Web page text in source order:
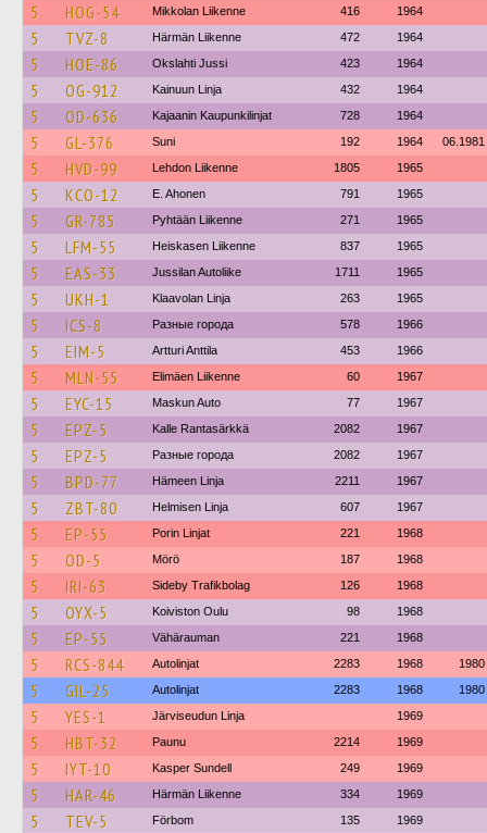
5 HOG-54 Mikkolan Liikenne 416 1964
5 TVZ-8 Härmän Liikenne 472 1964
5 HOE-86 Okslahti Jussi 423 1964
5 OG-912 Kainuun Linja 432 1964
5 OD-636 Kajaanin Kaupunkilinjat 728 1964
5 GL-376 Suni 192 1964 06.1981
5 HVD-99 Lehdon Liikenne 1805 1965
5 KCO-12 E. Ahonen 791 1965
5 GR-785 Pyhtään Liikenne 271 1965
5 LFM-55 Heiskasen Liikenne 837 1965
5 EAS-33 Jussilan Autoliike 1711 1965
5 UKH-1 Klaavolan Linja 263 1965
5 ICS-8 Разные города 578 1966
5 EIM-5 Artturi Anttila 453 1966
5 MLN-55 Elimäen Liikenne 60 1967
5 EYC-15 Maskun Auto 77 1967
5 EPZ-5 Kalle Rantasärkkä 2082 1967
5 EPZ-5 Разные города 2082 1967
5 BPD-77 Hämeen Linja 2211 1967
5 ZBT-80 Helmisen Linja 607 1967
5 EP-55 Porin Linjat 221 1968
5 OD-5 Mörö 187 1968
5 IRI-63 Sideby Trafikbolag 126 1968
5 OYX-5 Koiviston Oulu 98 1968
5 EP-55 Vähärauman 221 1968
5 RCS-844 Autolinjat 2283 1968 1980
5 GIL-25 Autolinjat 2283 1968 1980
5 YES-1 Järviseudun Linja 1969
5 HBT-32 Paunu 2214 1969
5 IYT-10 Kasper Sundell 249 1969
5 HAR-46 Härmän Liikenne 334 1969
5 TEV-5 Förbom 135 1969